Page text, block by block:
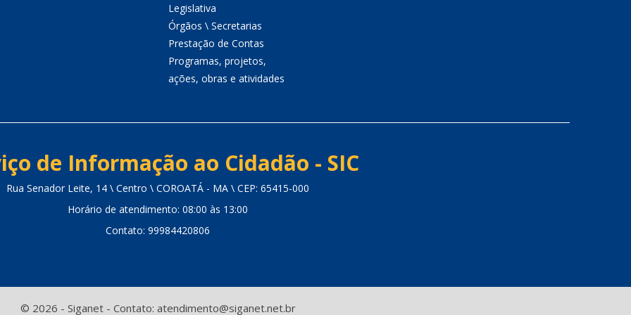
Legislativa
Órgãos \ Secretarias
Prestação de Contas
Programas, projetos,
ações, obras e atividades
de Informação ao Cidadão - SIC
Rua Senador Leite, 14 \ Centro \ COROATÁ - MA \ CEP: 65415-000
Horário de atendimento: 08:00 às 13:00
Contato: 99984420806
© 2026 - Siganet - Contato: atendimento@siganet.net.br